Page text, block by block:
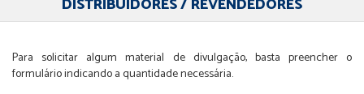
DISTRIBUIDORES / REVENDEDORES
Para solicitar algum material de divulgação, basta preencher o
formulário indicando a quantidade necessária.